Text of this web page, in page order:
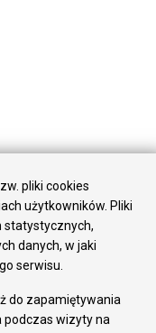
pliki cookies
użytkowników. Pliki
statystycznych,
danych, w jaki
serwisu.
do zapamiętywania
wizyty na